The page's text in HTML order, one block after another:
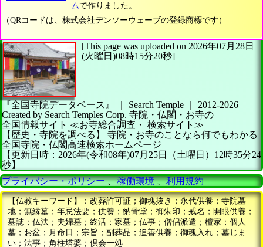
ムで作りました。
（QRコードは、株式会社デンソーウェーブの登録商標です）
[This page was uploaded on 2026年07月28日
(火曜日)08時15分20秒]
『全国寺院データベース』 ｜ Search Temple
2012-2026
Created by Search Temples Corp. 寺院・仏閣・お寺の
全国情報サイト ≪お寺総合調査・ 検索サイト≫
【歴史・寺院を調べる】
寺院・お寺のことなら何でもわかる
全国寺院・仏閣高速検索ホームページ
【更新日時：2026年(令和08年)07月25日（土曜日）12時35分24
秒】
プライバシー・ポリシー、稼働環境、利用規約
【仏教キーワード】：改葬許可証；御魂抜き；永代供養；寺院墓
地；無縁墓；年忌法要；供養；納骨堂；御朱印；戒名；開眼供養；
墓誌；仏法；夫婦墓；終活；家墓；仏事；僧侶派遣；檀家；個人
墓；お盆；月命日；宗旨；副葬品；追善供養；御魂入れ；墓じま
い；法事；角柱塔婆；倶会一処